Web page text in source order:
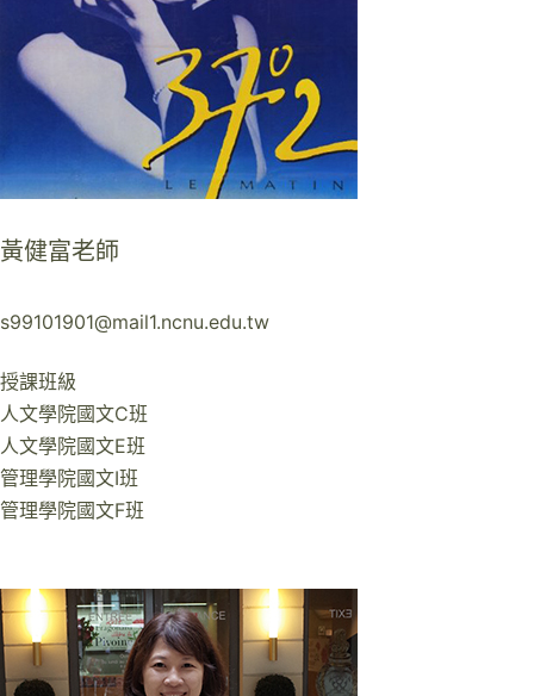
黃健富老師
s99101901@mail1.ncnu.edu.tw
授課班級
人文學院國文C班
人文學院國文E班
管理學院國文I班
管理學院國文F班